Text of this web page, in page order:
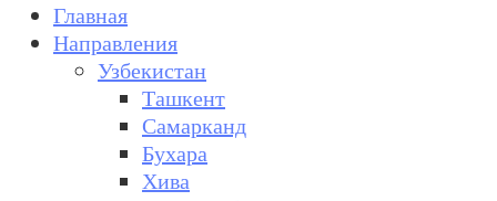
Главная
Направления
Узбекистан
Ташкент
Самарканд
Бухара
Хива